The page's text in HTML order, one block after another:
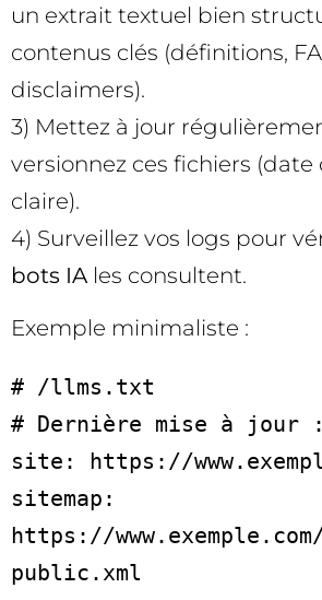
un extrait textuel bien
contenus clés (définitions,
disclaimers).
3) Mettez à jour
versionnez ces fichiers (date
claire).
4) Surveillez vos logs pour
bots IAles consultent.
Exemple minimaliste :
# /llms.txt
# Dernière mise à jour :
site: https://
sitemap:
https://
public.xml